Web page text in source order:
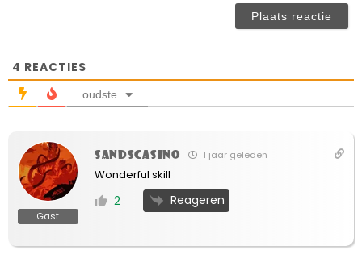
4 REACTIES
oudste
Gast
sandscasino 1 jaar geleden
Wonderful skill
2 Reageren